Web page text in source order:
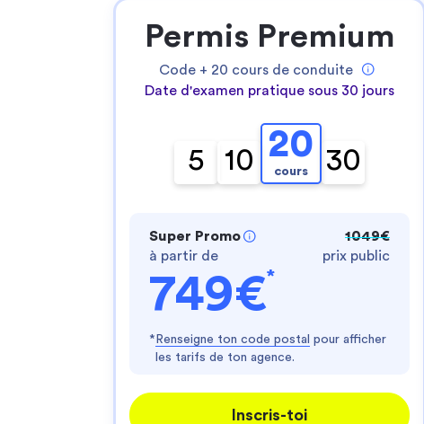
Permis Premium
Code + 20 cours de conduite
Date d'examen pratique sous 30 jours
5 10 20
cours 30
Super Promo
à partir de
749€*
1049€
prix public
* Renseigne ton code postal pour afficher
les tarifs de ton agence.
Inscris-toi